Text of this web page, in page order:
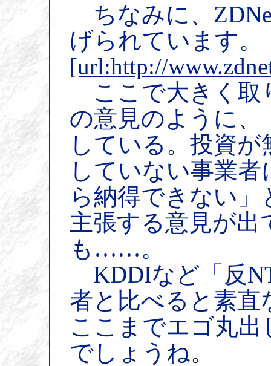
ちなみに、
げられています。
[url:http://
ここで大きく取
の意見のように、
している。投資
していない事業
ら納得できない
主張する意見が
も……。
KDDIなど「反
者と比べると素
ここまでエゴ丸
でしょうね。